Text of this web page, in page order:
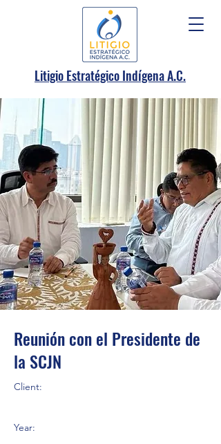
Litigio Estratégico Indígena A.C.
Reunión con el Presidente de
la SCJN
Client:
Year: